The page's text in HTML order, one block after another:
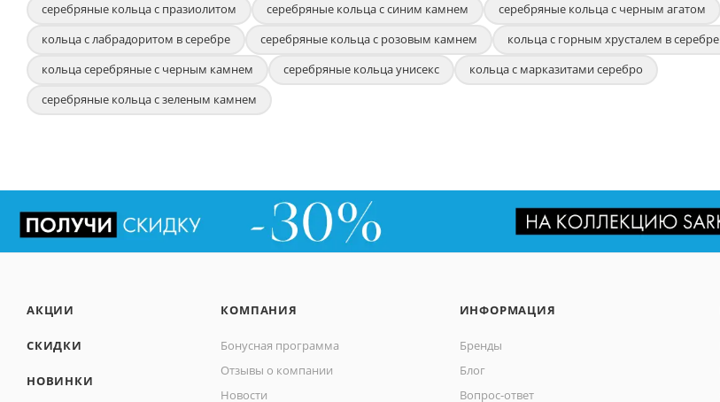
серебряные кольца с празиолитом
серебряные кольца с синим камнем
серебряные кольца с черным агатом
кольца с лабрадоритом в серебре
серебряные кольца с розовым камнем
кольца с горным хрусталем в серебре
кольца серебряные с черным камнем
серебряные кольца унисекс
кольца с марказитами серебро
серебряные кольца с зеленым камнем
АКЦИИ
СКИДКИ
НОВИНКИ
КОМПАНИЯ
Бонусная программа
Отзывы о компании
Новости
ИНФОРМАЦИЯ
Бренды
Блог
Вопрос-ответ